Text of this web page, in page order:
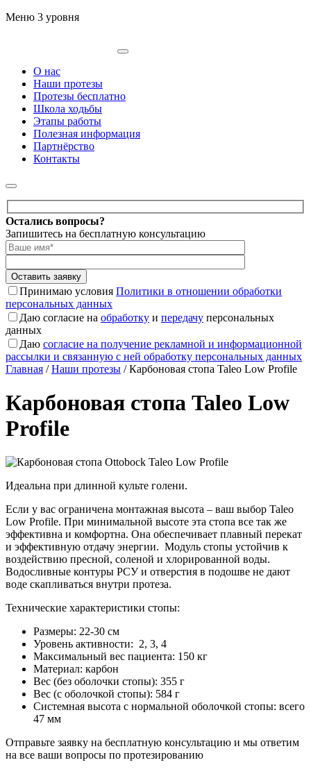
Меню 3 уровня
О нас
Наши протезы
Протезы бесплатно
Школа ходьбы
Этапы работы
Полезная информация
Партнёрство
Контакты
Оставьте
это
поле
пустым.
Остались вопросы?
Запишитесь на бесплатную консультацию
Принимаю условия Политики в отношении обработки
персональных данных
Даю согласие на обработку и передачу персональных
данных
Даю согласие на получение рекламной и информационной
рассылки и связанную с ней обработку персональных данных
Главная /Наши протезы /Карбоновая стопа Taleo Low Profile
Карбоновая стопа Taleo Low
Profile
Идеальна при длинной культе голени.
Если у вас ограничена монтажная высота – ваш выбор Taleo
Low Profile. При минимальной высоте эта стопа все так же
эффективна и комфортна. Она обеспечивает плавный перекат
и эффективную отдачу энергии. Модуль стопы устойчив к
воздействию пресной, соленой и хлорированной воды.
Водосливные контуры РСУ и отверстия в подошве не дают
воде скапливаться внутри протеза.
Технические характеристики стопы:
Размеры: 22-30 см
Уровень активности: 2, 3, 4
Максимальный вес пациента: 150 кг
Материал: карбон
Вес (без оболочки стопы): 355 г
Вес (с оболочкой стопы): 584 г
Системная высота с нормальной оболочкой стопы: всего
47 мм
Отправьте заявку на бесплатную консультацию и мы ответим
на все ваши вопросы по протезированию